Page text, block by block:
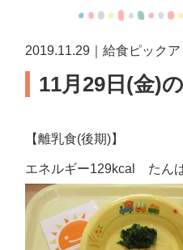
2019.11.29｜給食ピック
11月29日(金)
【離乳食(後期)】
エネルギー129kcal たん